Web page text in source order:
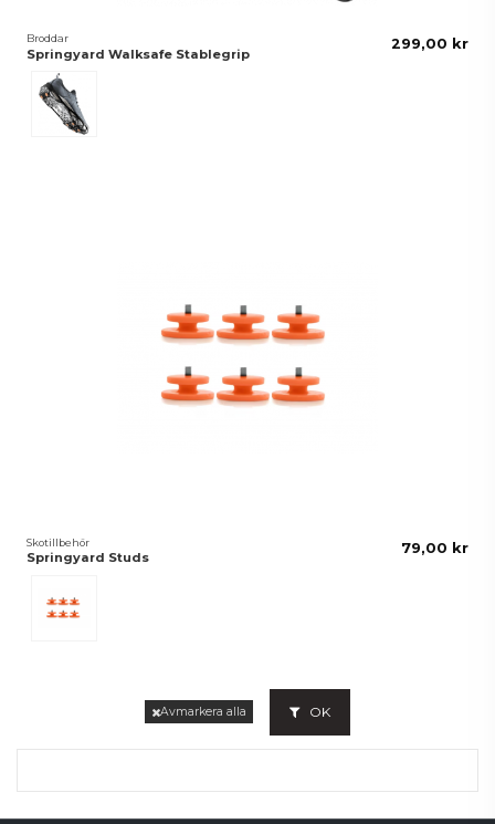
Broddar
Springyard Walksafe Stablegrip
Svart
299,00 kr
Skotillbehör
Springyard Studs
79,00 kr
Avmarkera alla OK